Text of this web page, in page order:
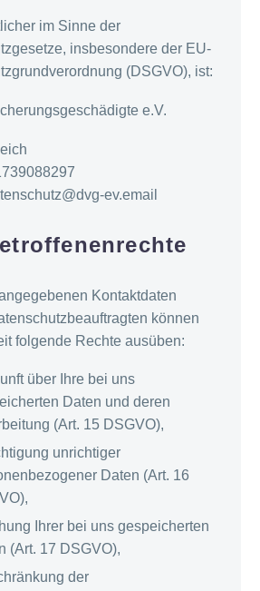
im Sinne der
insbesondere der EU-
(DSGVO), ist:
e.V.
ev.email
Kontaktdaten
können
folgende Rechte ausüben:
über Ihre bei uns
Daten und deren
(Art. 15 DSGVO),
unrichtiger
Daten (Art. 16
Ihrer bei uns gespeicherten
(Art. 17 DSGVO),
der